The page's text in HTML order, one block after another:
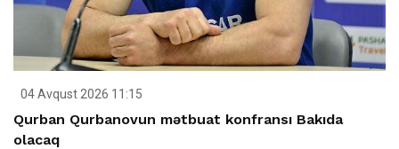
04 Avqust 2026 11:15
Qurban Qurbanovun mətbuat konfransı Bakıda
olacaq